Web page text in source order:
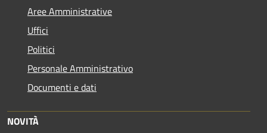
Aree Amministrative
Uffici
Politici
Personale Amministrativo
Documenti e dati
NOVITÀ